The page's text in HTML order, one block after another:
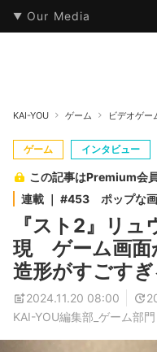
Our Media
本・文芸 情報化社会
KAI-YOU ゲーム ビデオゲー
ゲーム インタビュー
この記事はPremium会
連載 ｜ #453 ポップな
『スト2』リ
現 ゲーム画面
造形がすごすぎ
2024.11.20 08:00
KAI-YOU編集部_ゲーム部門